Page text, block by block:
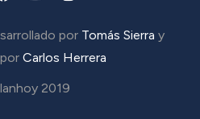
por Tomás Sierra y
Carlos Herrera
2019